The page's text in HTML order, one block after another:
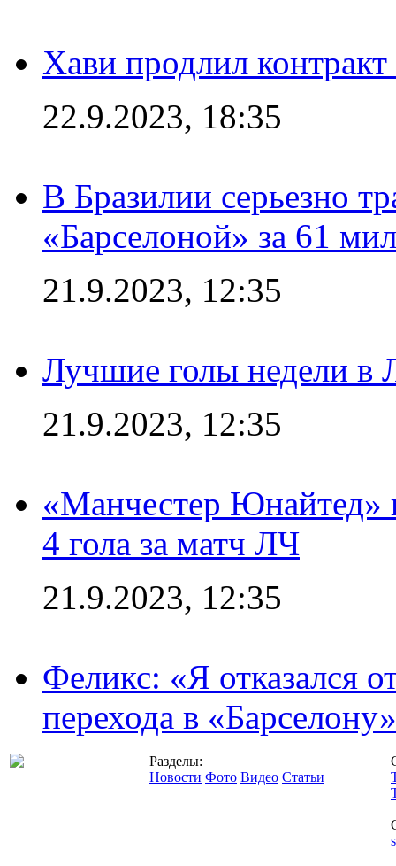
Хави продлил
22.9.2023, 18:35
В Бразилии серьезно
«Барселоной» за 61
21.9.2023, 12:35
Лучшие голы недели в
21.9.2023, 12:35
«Манчестер Юнайтед»
4 гола за матч ЛЧ
21.9.2023, 12:35
Феликс: «Я отказался
перехода в «Барселону»
Разделы:
Новости Фото Видео Статьи